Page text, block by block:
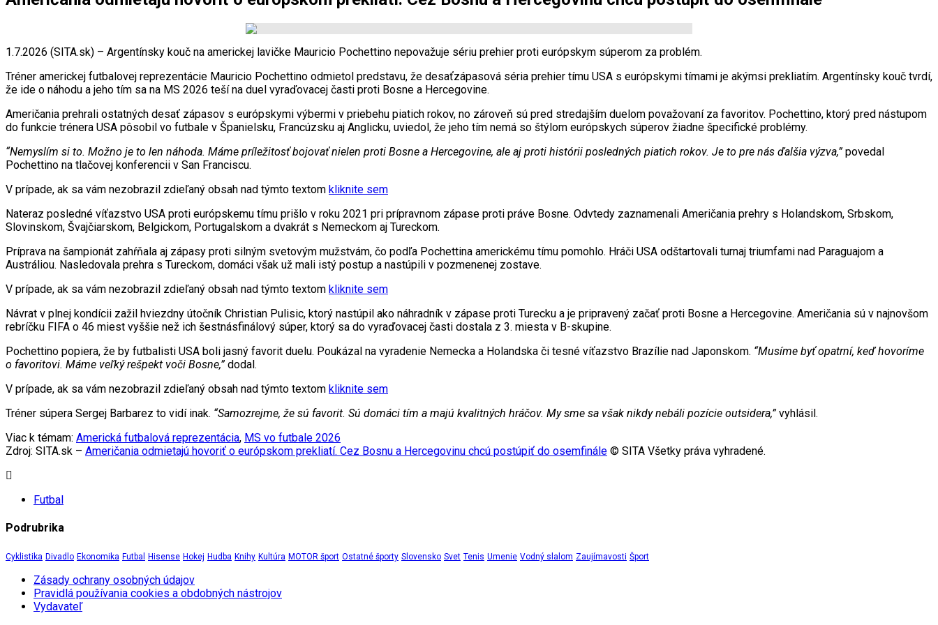
1.7.2026 (SITA.sk) – Argentínsky kouč na americkej lavičke Mauricio Pochettino nepovažuje sériu prehier proti európskym súperom za problém.
Tréner americkej futbalovej reprezentácie Mauricio Pochettino odmietol predstavu, že desaťzápasová séria prehier tímu USA s európskymi tímami je akýmsi prekliatím. Argentínsky kouč tvrdí,
že ide o náhodu a jeho tím sa na MS 2026 teší na duel vyraďovacej časti proti Bosne a Hercegovine.
Američania prehrali ostatných desať zápasov s európskymi výbermi v priebehu piatich rokov, no zároveň sú pred stredajším duelom považovaní za favoritov. Pochettino, ktorý pred nástupom
do funkcie trénera USA pôsobil vo futbale v Španielsku, Francúzsku aj Anglicku, uviedol, že jeho tím nemá so štýlom európskych súperov žiadne špecifické problémy.
“Nemyslím si to. Možno je to len náhoda. Máme príležitosť bojovať nielen proti Bosne a Hercegovine, ale aj proti histórii posledných piatich rokov. Je to pre nás ďalšia výzva,”povedal
Pochettino na tlačovej konferencii v San Franciscu.
V prípade, ak sa vám nezobrazil zdieľaný obsah nad týmto textom kliknite sem
Nateraz posledné víťazstvo USA proti európskemu tímu prišlo v roku 2021 pri prípravnom zápase proti práve Bosne. Odvtedy zaznamenali Američania prehry s Holandskom, Srbskom,
Slovinskom, Švajčiarskom, Belgickom, Portugalskom a dvakrát s Nemeckom aj Tureckom.
Príprava na šampionát zahŕňala aj zápasy proti silným svetovým mužstvám, čo podľa Pochettina americkému tímu pomohlo. Hráči USA odštartovali turnaj triumfami nad Paraguajom a
Austráliou. Nasledovala prehra s Tureckom, domáci však už mali istý postup a nastúpili v pozmenenej zostave.
V prípade, ak sa vám nezobrazil zdieľaný obsah nad týmto textom kliknite sem
Návrat v plnej kondícii zažil hviezdny útočník Christian Pulisic, ktorý nastúpil ako náhradník v zápase proti Turecku a je pripravený začať proti Bosne a Hercegovine. Američania sú v najnovšom
rebríčku FIFA o 46 miest vyššie než ich šestnásfinálový súper, ktorý sa do vyraďovacej časti dostala z 3. miesta v B-skupine.
Pochettino popiera, že by futbalisti USA boli jasný favorit duelu. Poukázal na vyradenie Nemecka a Holandska či tesné víťazstvo Brazílie nad Japonskom. “Musíme byť opatrní, keď hovoríme
o favoritovi. Máme veľký rešpekt voči Bosne,”dodal.
V prípade, ak sa vám nezobrazil zdieľaný obsah nad týmto textom kliknite sem
Tréner súpera Sergej Barbarez to vidí inak. “Samozrejme, že sú favorit. Sú domáci tím a majú kvalitných hráčov. My sme sa však nikdy nebáli pozície outsidera,”vyhlásil.
Viac k témam: Americká futbalová reprezentácia, MS vo futbale 2026
Zdroj: SITA.sk – Američania odmietajú hovoriť o európskom prekliatí. Cez Bosnu a Hercegovinu chcú postúpiť do osemfinále © SITA Všetky práva vyhradené.
Futbal
Podrubrika
Cyklistika Divadlo Ekonomika Futbal Hisense Hokej Hudba Knihy Kultúra MOTOR šport Ostatné športy Slovensko Svet Tenis Umenie Vodný slalom Zaujímavosti Šport
Zásady ochrany osobných údajov
Pravidlá používania cookies a obdobných nástrojov
Vydavateľ